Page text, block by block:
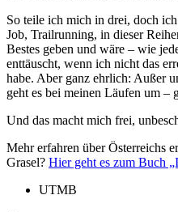
So teile ich mich in drei, doch
Job, Trailrunning, in dieser
Bestes geben und wäre – wie
enttäuscht, wenn ich nicht das
habe. Aber ganz ehrlich: Außer
geht es bei meinen Läufen um –
Und das macht mich frei,
Mehr erfahren über Österreichs
Grasel? Hier geht es zum Buch
UTMB